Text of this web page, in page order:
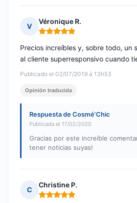
V
Véronique R.
Nota: 5 de 5
Publicado el 02/07/2019 à 13h53
Precios increíbles y, sobre todo, un
al cliente superresponsivo cuando
Opinión traducida
Respuesta de Cosmé’Chic
Publicada el 17/02/2020
Gracias por este increíble
tener noticias suyas!
C
Christine P.
Nota: 5 de 5